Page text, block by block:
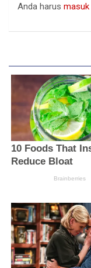
Anda harus masuk